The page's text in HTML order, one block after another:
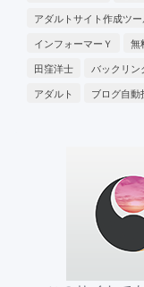
アダルトサイト作成ツ
インフォーマーＹ
無
田窪洋士
バックリン
アダルト
ブログ自動